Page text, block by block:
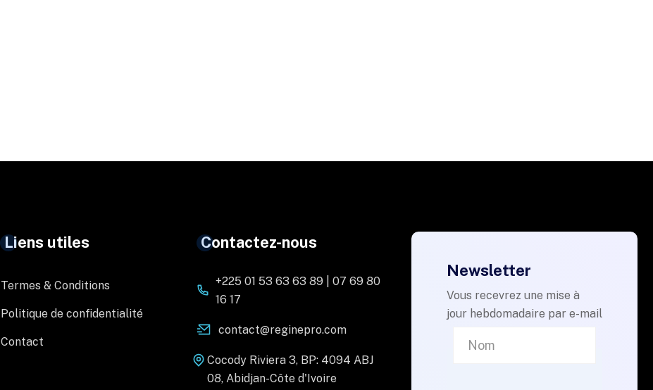
Liens utiles
Termes & Conditions
Politique de confidentialité
Contact
Contactez-nous
+225 01 53 63 63 89 | 07 69 80
16 17
contact@reginepro.com
Cocody Riviera 3, BP: 4094 ABJ
08, Abidjan-Côte d'Ivoire
Newsletter
Vous recevrez une mise à
jour hebdomadaire par e-mail